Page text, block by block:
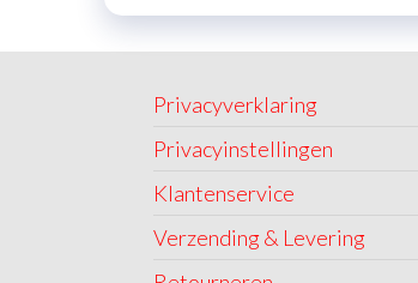
Privacyverklaring
Privacyinstellingen
Klantenservice
Verzending & Levering